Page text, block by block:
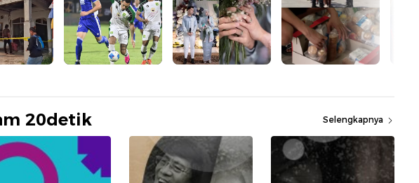
20detik Selengkapnya